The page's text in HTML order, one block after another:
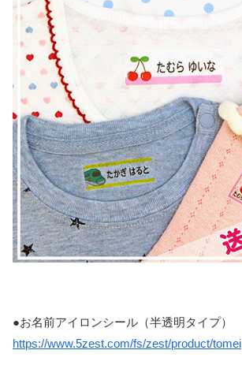
●お名前アイロンシール（半透明タイプ）
https://www.5zest.com/fs/zest/product/tomei